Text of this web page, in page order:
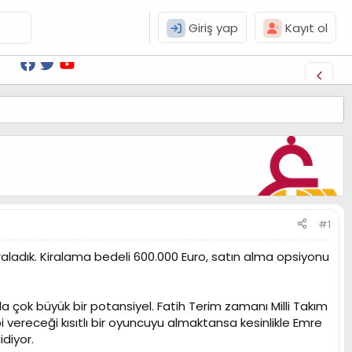
Giriş yap Kayıt ol
#1
Kiralama bedeli 600.000 Euro, satın alma opsiyonu
büyük bir potansiyel. Fatih Terim zamanı Milli Takım
kısıtlı bir oyuncuyu almaktansa kesinlikle Emre